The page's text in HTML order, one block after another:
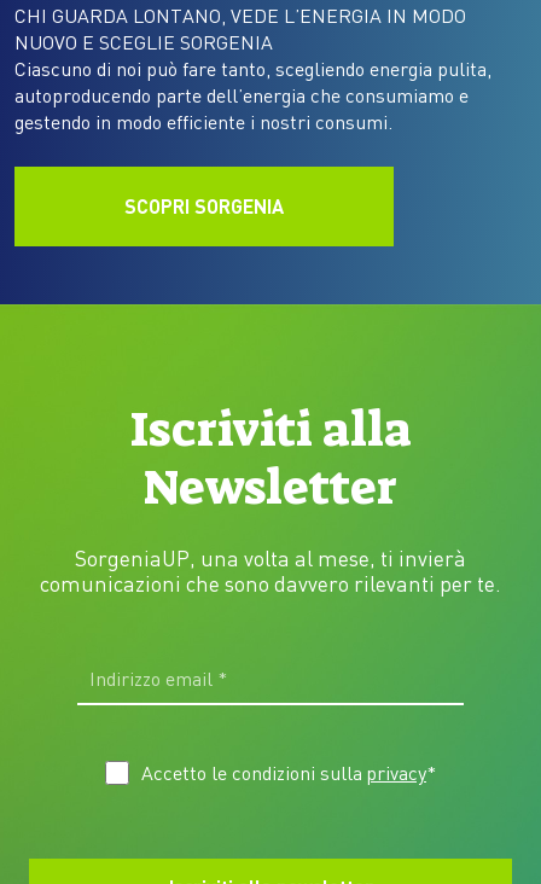
CHI GUARDA LONTANO, VEDE L’ENERGIA IN MODO
NUOVO E SCEGLIE SORGENIA
Ciascuno di noi può fare tanto, scegliendo energia pulita,
autoproducendo parte dell’energia che consumiamo e
gestendo in modo efficiente i nostri consumi.
SCOPRI SORGENIA
Iscriviti alla
Newsletter
SorgeniaUP, una volta al mese, ti invierà
comunicazioni che sono davvero rilevanti per te.
Accetto le condizioni sulla privacy*